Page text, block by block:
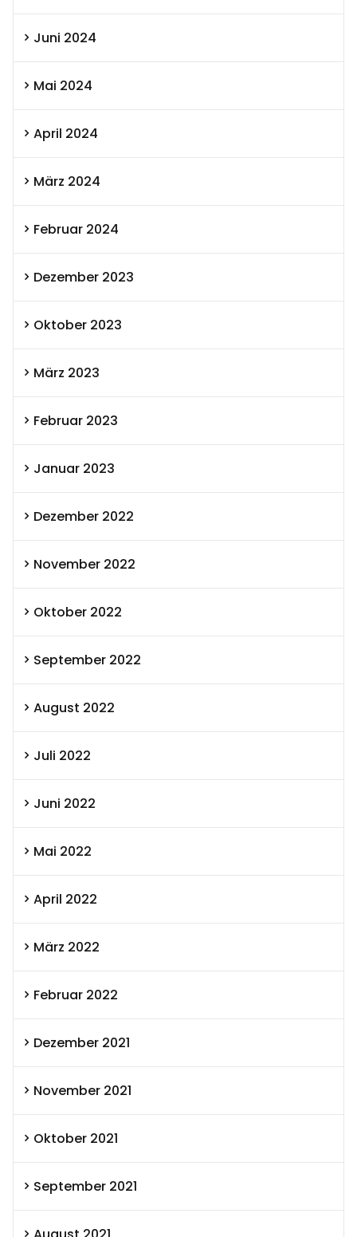
Juni 2024
Mai 2024
April 2024
März 2024
Februar 2024
Dezember 2023
Oktober 2023
März 2023
Februar 2023
Januar 2023
Dezember 2022
November 2022
Oktober 2022
September 2022
August 2022
Juli 2022
Juni 2022
Mai 2022
April 2022
März 2022
Februar 2022
Dezember 2021
November 2021
Oktober 2021
September 2021